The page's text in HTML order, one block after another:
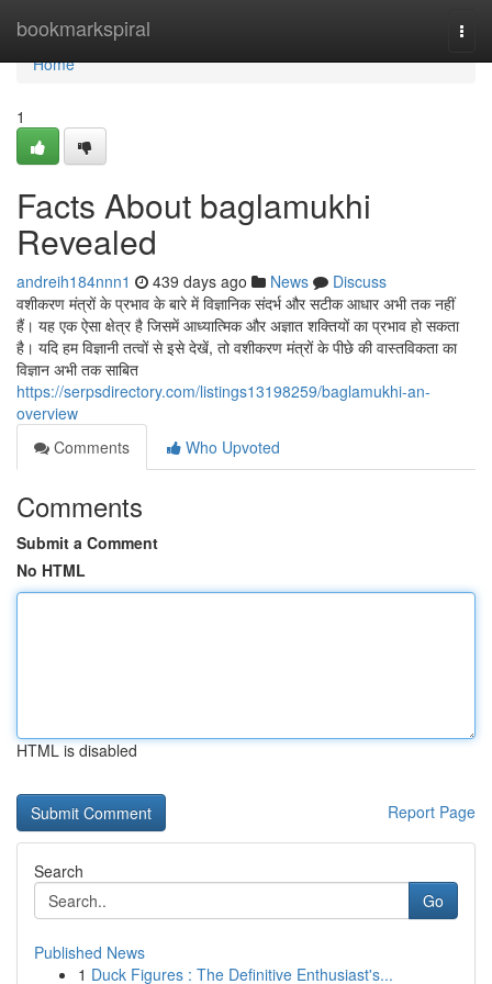
bookmarkspiral
Home
Home
1
Facts About baglamukhi
Revealed
andreih184nnn1 439 days ago News
Discuss
वशीकरण मंत्रों के प्रभाव के बारे में विज्ञानिक संदर्भ और सटीक आधार अभी तक नहीं
हैं। यह एक ऐसा क्षेत्र है जिसमें आध्यात्मिक और अज्ञात शक्तियों का प्रभाव हो सकता
है। यदि हम विज्ञानी तत्वों से इसे देखें, तो वशीकरण मंत्रों के पीछे की वास्तविकता का
विज्ञान अभी तक साबित
https://serpsdirectory.com/listings13198259/baglamukhi-an-
overview
Comments
Who Upvoted
Comments
Submit a Comment
No HTML
HTML is disabled
Report Page
Search
Go
Published News
1 Duck Figures : The Definitive Enthusiast's...